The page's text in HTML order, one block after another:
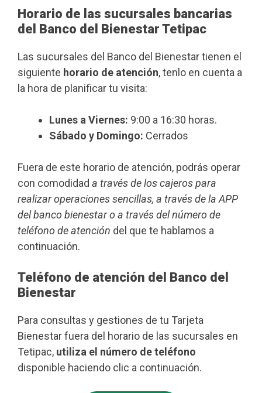
Horario de las sucursales bancarias
del Banco del Bienestar Tetipac
Las sucursales del Banco del Bienestar tienen el
siguiente horario de atención, tenlo en cuenta a
la hora de planificar tu visita:
Lunes a Viernes: 9:00 a 16:30 horas.
Sábado y Domingo: Cerrados
Fuera de este horario de atención, podrás operar
con comodidad a través de los cajeros para
realizar operaciones sencillas, a través de la APP
del banco bienestar o a través del número de
teléfono de atención del que te hablamos a
continuación.
Teléfono de atención del Banco del
Bienestar
Para consultas y gestiones de tu Tarjeta
Bienestar fuera del horario de las sucursales en
Tetipac, utiliza el número de teléfono
disponible haciendo clic a continuación.